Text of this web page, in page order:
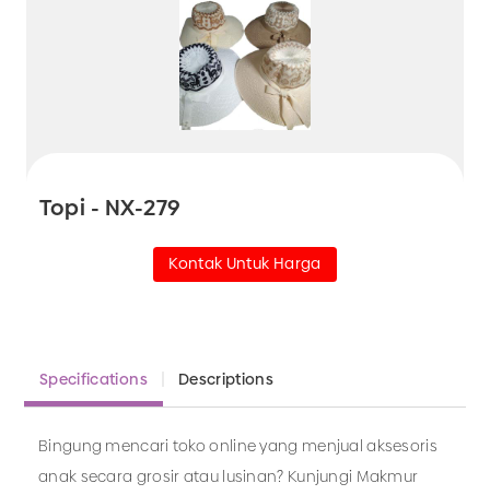
Topi - NX-279
Kontak Untuk Harga
Specifications Descriptions
Bingung mencari toko online yang menjual aksesoris
anak secara grosir atau lusinan? Kunjungi Makmur